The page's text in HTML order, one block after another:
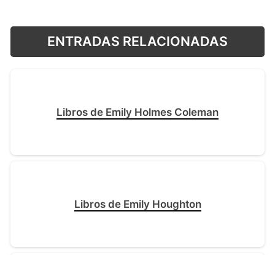
ENTRADAS RELACIONADAS
Libros de Emily Holmes Coleman
Libros de Emily Houghton